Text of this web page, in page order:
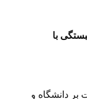
با
بر دانشگاه و